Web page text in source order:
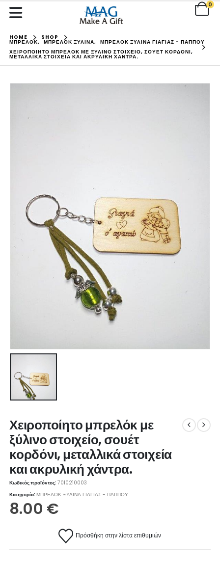
0
HOME SHOP
ΜΠΡΕΛΟΚ, ΜΠΡΕΛΟΚ ΞΥΛΙΝΑ,
ΜΠΡΕΛΟΚ ΞΥΛΙΝΑ ΓΙΑΓΙΑΣ - ΠΑΠΠΟΥ
ΧΕΙΡΟΠΟΊΗΤΟ ΜΠΡΕΛΌΚ ΜΕ ΞΎΛΙΝΟ ΣΤΟΙΧΕΊΟ, ΣΟΥΈΤ ΚΟΡΔΌΝΙ,
ΜΕΤΑΛΛΙΚΆ ΣΤΟΙΧΕΊΑ ΚΑΙ ΑΚΡΥΛΙΚΉ ΧΆΝΤΡΑ.
Χειροποίητο μπρελόκ με
ξύλινο στοιχείο, σουέτ
κορδόνι, μεταλλικά στοιχεία
και ακρυλική χάντρα.
Κωδικός προϊόντος:7010210003
Κατηγορία:ΜΠΡΕΛΟΚ ΞΥΛΙΝΑ ΓΙΑΓΙΑΣ - ΠΑΠΠΟΥ
8.00 €
Πρόσθήκη στην λίστα επιθυμιών